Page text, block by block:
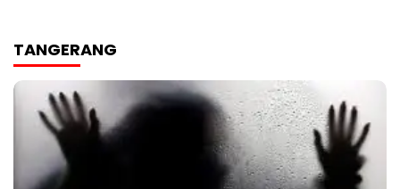
TANGERANG